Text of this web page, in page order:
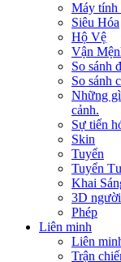
Máy tính
Siêu Hóa
Hộ Vệ
Vận
So sánh
So sánh
Những
cảnh.
Sự tiến
Skin
Tuyển
Tuyển
Khai
3D
Phép
Liên minh
Liên
Trận